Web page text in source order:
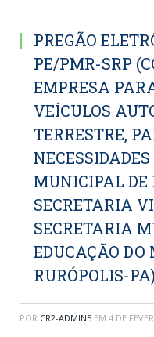
PREGÃO
PE/PMR-SRP
EMPRESA
VEÍCULOS
TERRESTRE,
MUNICIPAL DE
SECRETARIA
SECRETARIA
EDUCAÇÃO DO
RURÓPOLIS-PA)
POR CR2-ADMIN5 EM 4 DE